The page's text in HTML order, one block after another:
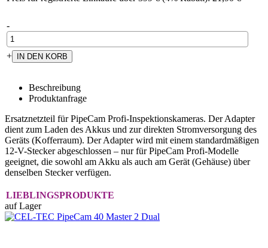
-
+
Beschreibung
Produktanfrage
Ersatznetzteil für PipeCam Profi-Inspektionskameras. Der Adapter
dient zum Laden des Akkus und zur direkten Stromversorgung des
Geräts (Kofferraum). Der Adapter wird mit einem standardmäßigen
12-V-Stecker abgeschlossen – nur für PipeCam Profi-Modelle
geeignet, die sowohl am Akku als auch am Gerät (Gehäuse) über
denselben Stecker verfügen.
LIEBLINGSPRODUKTE
auf Lager